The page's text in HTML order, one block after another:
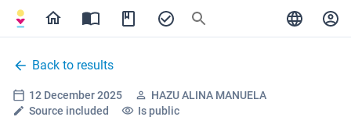
Back to results
12 December 2025
HAZU ALINA MANUELA
Source included
Is public